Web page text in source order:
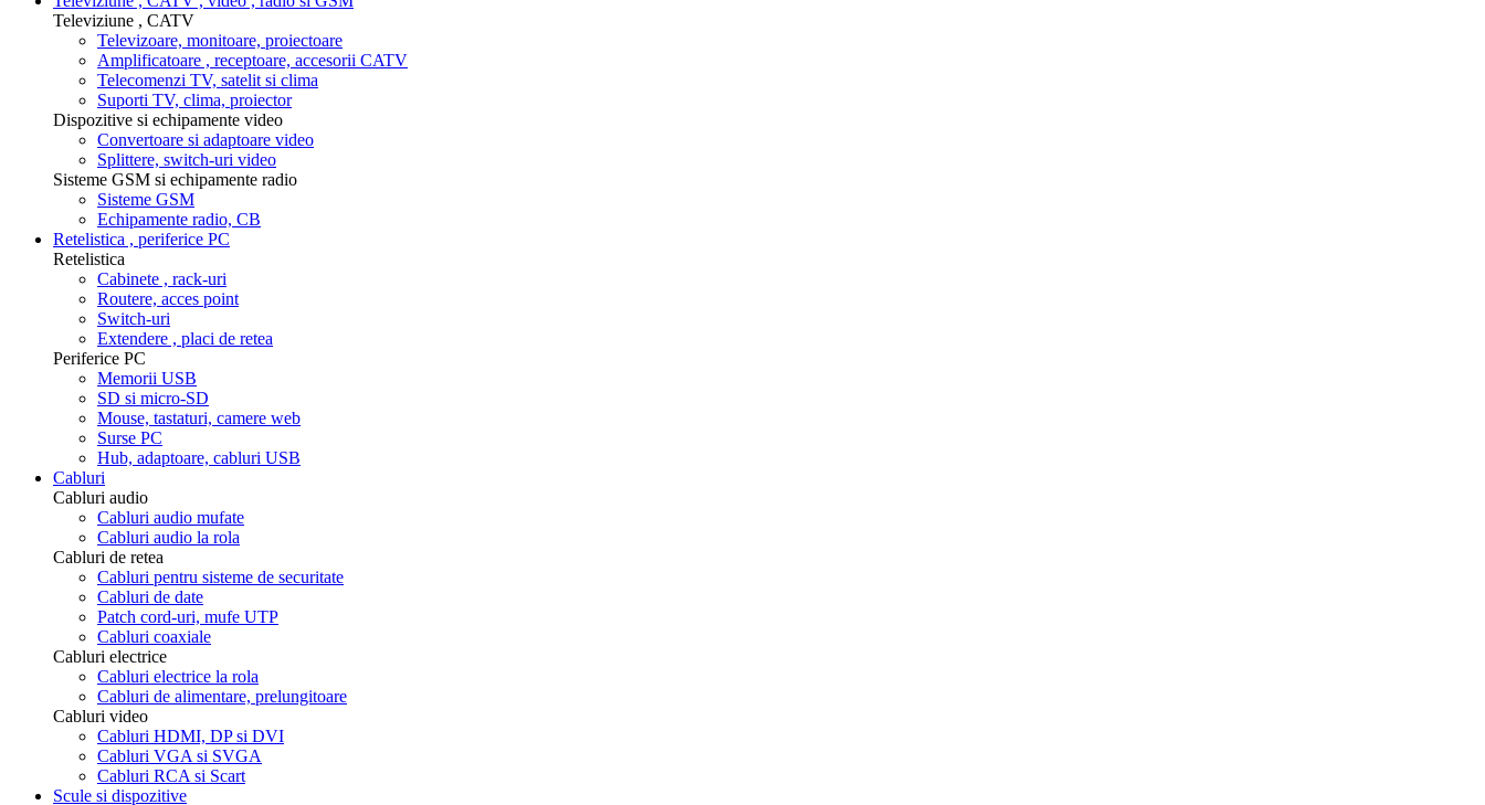
Televiziune , CATV
Televizoare, monitoare, proiectoare
Amplificatoare , receptoare, accesorii CATV
Telecomenzi TV, satelit si clima
Suporti TV, clima, proiector
Dispozitive si echipamente video
Convertoare si adaptoare video
Splittere, switch-uri video
Sisteme GSM si echipamente radio
Sisteme GSM
Echipamente radio, CB
Retelistica , periferice PC
Retelistica
Cabinete , rack-uri
Routere, acces point
Switch-uri
Extendere , placi de retea
Periferice PC
Memorii USB
SD si micro-SD
Mouse, tastaturi, camere web
Surse PC
Hub, adaptoare, cabluri USB
Cabluri
Cabluri audio
Cabluri audio mufate
Cabluri audio la rola
Cabluri de retea
Cabluri pentru sisteme de securitate
Cabluri de date
Patch cord-uri, mufe UTP
Cabluri coaxiale
Cabluri electrice
Cabluri electrice la rola
Cabluri de alimentare, prelungitoare
Cabluri video
Cabluri HDMI, DP si DVI
Cabluri VGA si SVGA
Cabluri RCA si Scart
Scule si dispozitive